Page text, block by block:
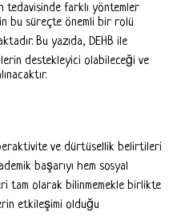
tedavisinde farklı yöntemler
bu süreçte önemli bir rolü
Bu yazıda, DEHB ile
destekleyici olabileceği ve
ve dürtüsellik belirtileri
başarıyı hem sosyal
tam olarak bilinmemekle birlikte
etkileşimi olduğu